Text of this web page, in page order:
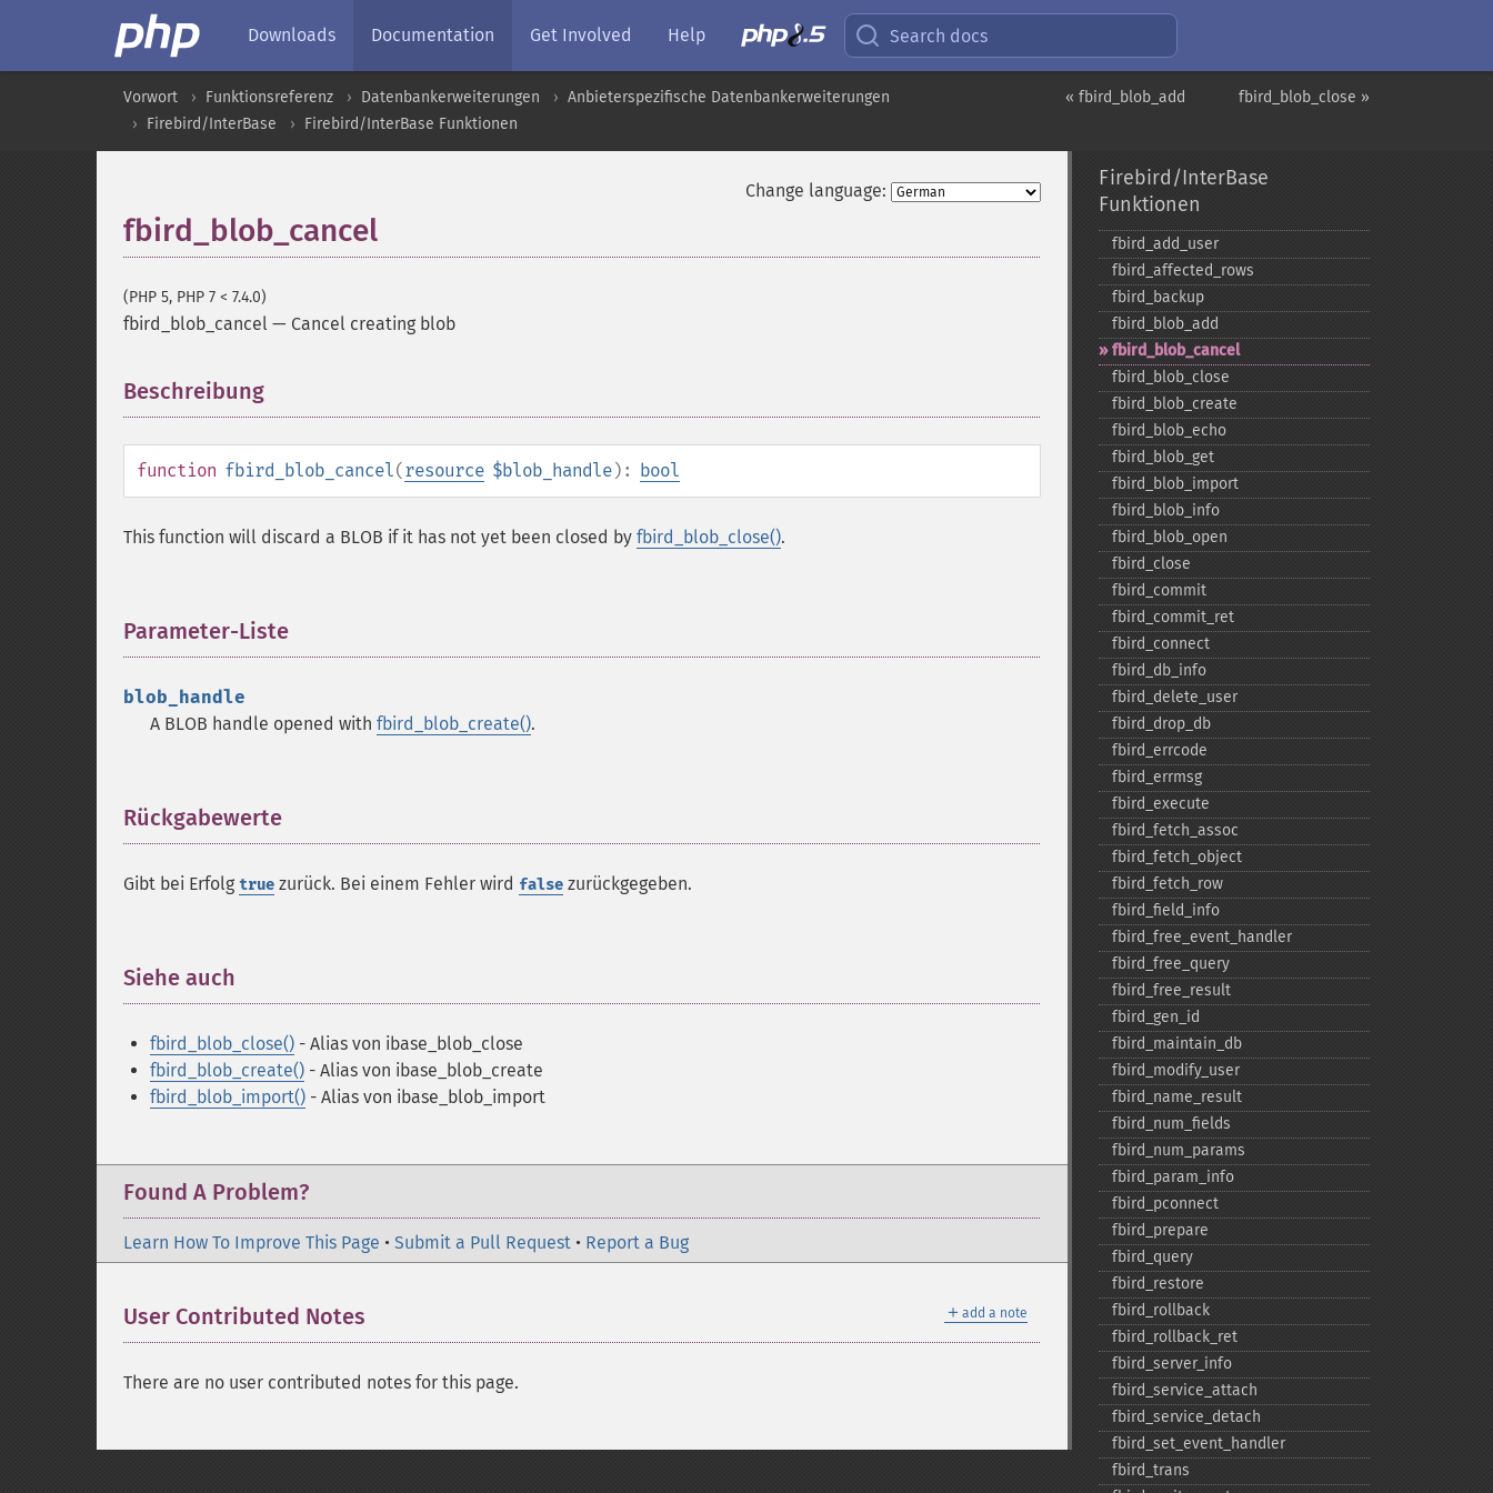
Downloads Documentation Get Involved Help Search docs
fbird_blob_close »
« fbird_blob_add
Vorwort Funktionsreferenz Datenbankerweiterungen
Anbieterspezifische Datenbankerweiterungen
Firebird/InterBase
Firebird/InterBase Funktionen
Change language:
fbird_blob_cancel
(PHP 5, PHP 7 < 7.4.0)
fbird_blob_cancel — Cancel creating blob
Beschreibung
function fbird_blob_cancel(resource $blob_handle): bool
This function will discard a BLOB if it has not yet been closed by fbird_blob_close().
Parameter-Liste
blob_handle
A BLOB handle opened with fbird_blob_create().
Rückgabewerte
Gibt bei Erfolg true zurück. Bei einem Fehler wird false zurückgegeben.
Siehe auch
fbird_blob_close() - Alias von ibase_blob_close
fbird_blob_create() - Alias von ibase_blob_create
fbird_blob_import() - Alias von ibase_blob_import
Found A Problem?
Learn How To Improve This Page • Submit a Pull Request • Report a Bug
＋ add a note
User Contributed Notes
There are no user contributed notes for this page.
Firebird/InterBase
Funktionen
fbird_​add_​user
fbird_​affected_​rows
fbird_​backup
fbird_​blob_​add
fbird_​blob_​cancel
fbird_​blob_​close
fbird_​blob_​create
fbird_​blob_​echo
fbird_​blob_​get
fbird_​blob_​import
fbird_​blob_​info
fbird_​blob_​open
fbird_​close
fbird_​commit
fbird_​commit_​ret
fbird_​connect
fbird_​db_​info
fbird_​delete_​user
fbird_​drop_​db
fbird_​errcode
fbird_​errmsg
fbird_​execute
fbird_​fetch_​assoc
fbird_​fetch_​object
fbird_​fetch_​row
fbird_​field_​info
fbird_​free_​event_​handler
fbird_​free_​query
fbird_​free_​result
fbird_​gen_​id
fbird_​maintain_​db
fbird_​modify_​user
fbird_​name_​result
fbird_​num_​fields
fbird_​num_​params
fbird_​param_​info
fbird_​pconnect
fbird_​prepare
fbird_​query
fbird_​restore
fbird_​rollback
fbird_​rollback_​ret
fbird_​server_​info
fbird_​service_​attach
fbird_​service_​detach
fbird_​set_​event_​handler
fbird_​trans